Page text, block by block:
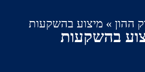
»מיצוע בהשקעות